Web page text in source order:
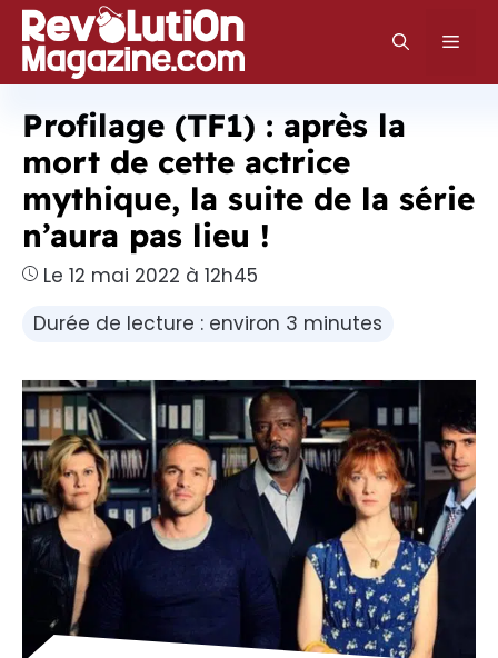
Aller
au
contenu
Profilage (TF1) : après la
mort de cette actrice
mythique, la suite de la série
n’aura pas lieu !
Le 12 mai 2022 à 12h45
Durée de lecture : environ 3 minutes